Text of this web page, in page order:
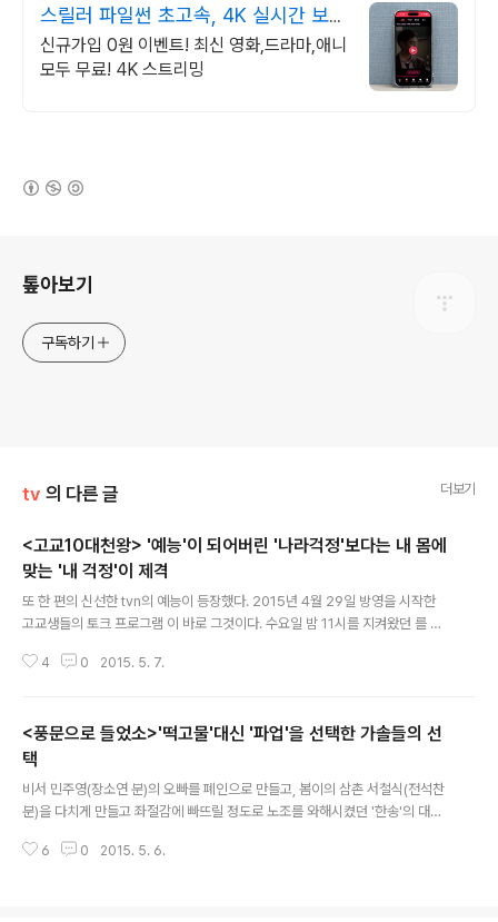
스릴러 파일썬 초고속, 4K 실시간 보
기!
신규가입 0원 이벤트! 최신 영화,드라마,애니
모두 무료! 4K 스트리밍
톺아보기
구독하기
tv 의 다른 글 더보기
<고교10대천왕> '예능'이 되어버린 '나라걱정'보다는 내 몸에
맞는 '내 걱정'이 제격
또 한 편의 신선한 tvn의 예능이 등장했다. 2015년 4월 29일 방영을 시작한
고교생들의 토크 프로그램 이 바로 그것이다. 수요일 밤 11시를 지켜왔던 를 밀
들의 나라 걱정'이다. '재미'는 보장하는 'mc' 그리고 그 취지에 걸맞게, 은 첫 회
회, '대한민국은 지금, 나홀로 집에'에서는 나날이 늘어가는 싱글족 문제를 다루
었다. 그런데, 이미 미국 유수한 명문대에 입학 허가를 받은 엘리트에서 부터, 외
고생, 그리고 토론 대회 수상자에, 다양한 분야와 성향을 가진 10..
4 0 2015. 5. 7.
<풍문으로 들었소>'떡고물'대신 '파업'을 선택한 가솔들의 선
택
비서 민주영(장소연 분)의 오빠를 폐인으로 만들고, 봄이의 삼촌 서철식(전석찬
분)을 다치게 만들고 좌절감에 빠뜨릴 정도로 노조를 와해시켰던 '한송'의 대표,
비서, 운전사, 찬모, 집사 들의 파업에 봉착한다. 겉으로는 의연하게 '며칠 쉬세
6 0 2015. 5. 6.